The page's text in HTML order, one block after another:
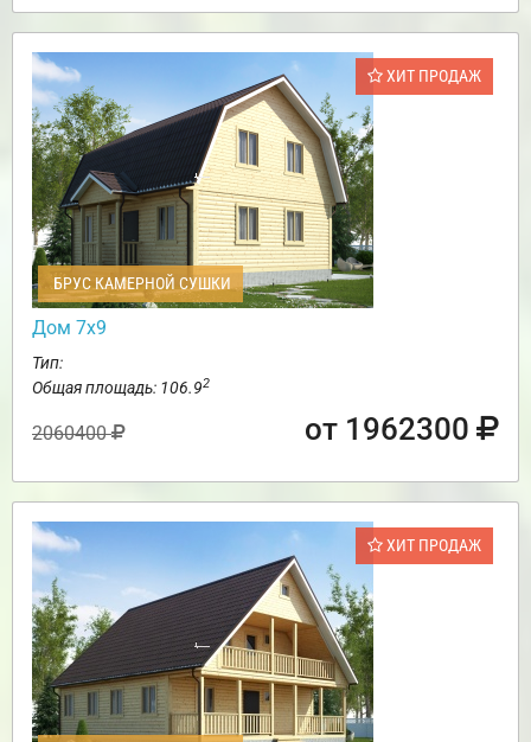
ХИТ ПРОДАЖ
БРУС КАМЕРНОЙ СУШКИ
Дом 7х9
Тип:
Общая площадь: 106.92
2060400 от 1962300
ХИТ ПРОДАЖ